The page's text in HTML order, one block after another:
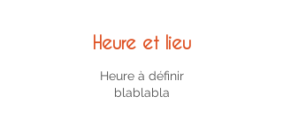
Heure et lieu
Heure à définir
blablabla